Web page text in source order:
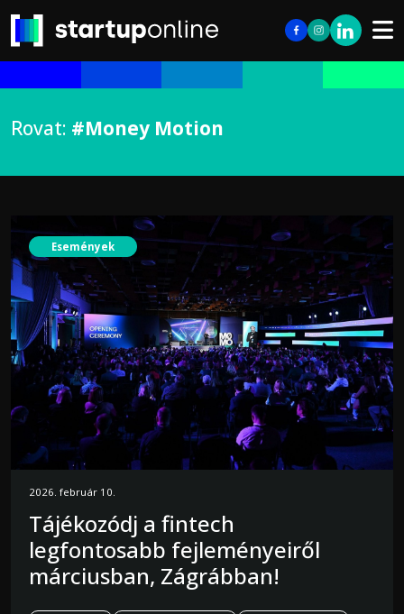
Rovat: #Money Motion
Események
2026. február 10.
Tájékozódj a fintech
legfontosabb fejleményeiről
márciusban, Zágrábban!